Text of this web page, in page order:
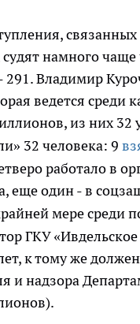
намного
291. Владимир
ведется среди
из них 32
32 человека: 9
работало в
еще один - в
мере среди
ГКУ
к тому же
и надзора